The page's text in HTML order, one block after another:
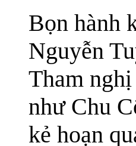
Bọn hành
Nguyễn
Tham
như Chu
kẻ hoạn